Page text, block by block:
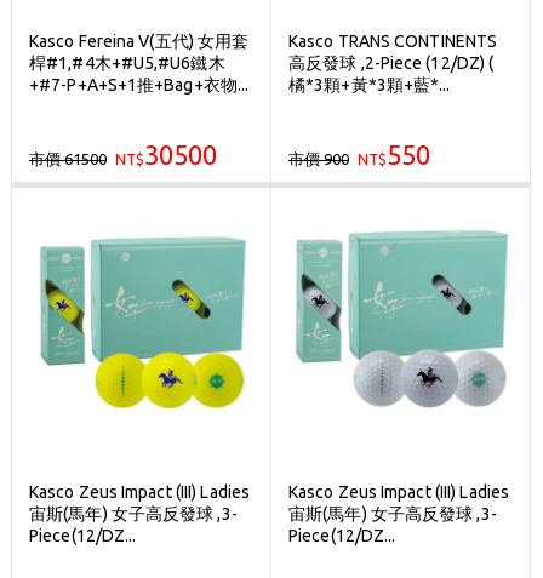
Kasco Fereina V(五代) 女用套
桿#1,#4木+#U5,#U6鐵木
+#7-P+A+S+1推+Bag+衣物...
市價 61500 NT$30500
Kasco TRANS CONTINENTS
高反發球 ,2-Piece (12/DZ) (
橘*3顆+黃*3顆+藍*...
市價 900 NT$550
Kasco Zeus Impact (III) Ladies
宙斯(馬年) 女子高反發球 ,3-
Piece(12/DZ...
Kasco Zeus Impact (III) Ladies
宙斯(馬年) 女子高反發球 ,3-
Piece(12/DZ...